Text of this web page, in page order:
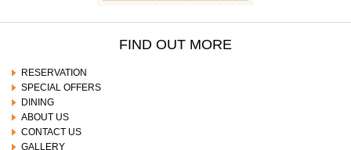
FIND OUT MORE
RESERVATION
SPECIAL OFFERS
DINING
ABOUT US
CONTACT US
GALLERY